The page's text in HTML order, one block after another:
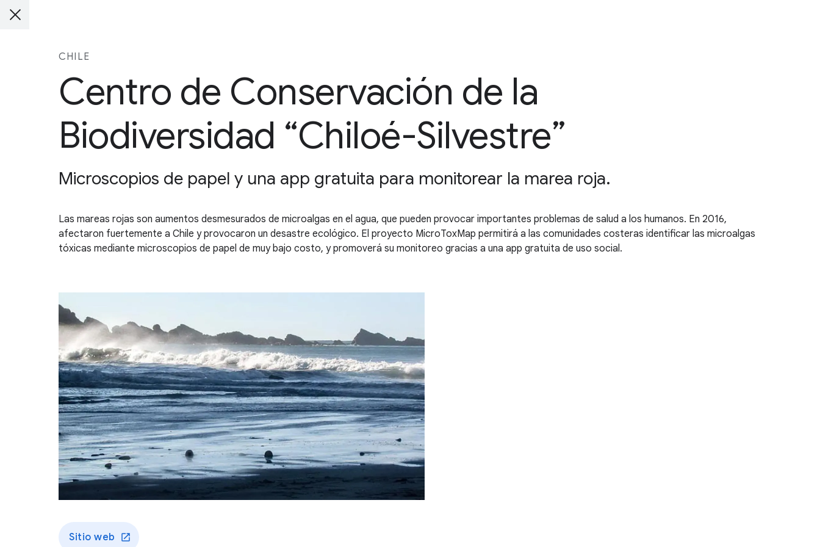
CHILE
Centro de Conservación de la
Biodiversidad “Chiloé-Silvestre”
Microscopios de papel y una app gratuita para monitorear la marea roja.
Las mareas rojas son aumentos desmesurados de microalgas en el agua, que pueden provocar importantes problemas de salud a los humanos. En 2016,
afectaron fuertemente a Chile y provocaron un desastre ecológico. El proyecto MicroToxMap permitirá a las comunidades costeras identificar las microalgas
tóxicas mediante microscopios de papel de muy bajo costo, y promoverá su monitoreo gracias a una app gratuita de uso social.
Sitio web